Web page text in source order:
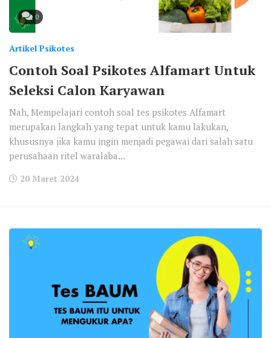
0
Artikel Psikotes
Contoh Soal Psikotes Alfamart Untuk
Seleksi Calon Karyawan
Nah, Mempelajari contoh soal tes psikotes Alfamart
merupakan langkah yang tepat untuk kamu lakukan,
khususnya jika kamu ingin menjadi pegawai dari salah satu
perusahaan ritel waralaba...
20 Maret 2024